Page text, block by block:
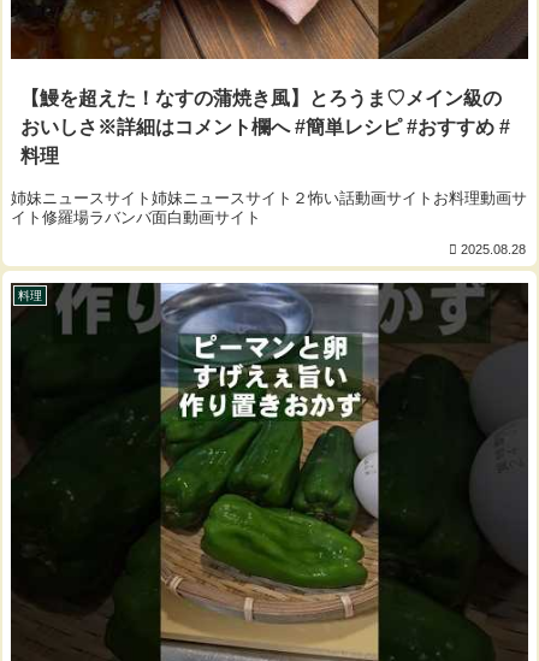
【鰻を超えた！なすの蒲焼き風】とろうま♡メイン級の
おいしさ※詳細はコメント欄へ #簡単レシピ #おすすめ #
料理
姉妹ニュースサイト姉妹ニュースサイト２怖い話動画サイトお料理動画サ
イト修羅場ラバンバ面白動画サイト
2025.08.28
料理